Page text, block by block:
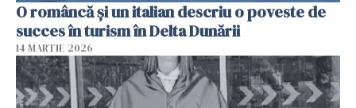
O româncă și un italian descriu o poveste de
succes în turism în Delta Dunării
14 MARTIE 2026